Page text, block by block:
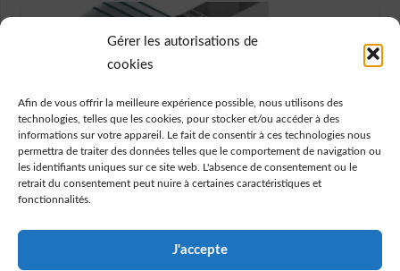
Gérer les autorisations de
cookies
Afin de vous offrir la meilleure expérience possible, nous utilisons des
technologies, telles que les cookies, pour stocker et/ou accéder à des
informations sur votre appareil. Le fait de consentir à ces technologies nous
permettra de traiter des données telles que le comportement de navigation ou
les identifiants uniques sur ce site web. L'absence de consentement ou le
retrait du consentement peut nuire à certaines caractéristiques et
fonctionnalités.
J'accepte